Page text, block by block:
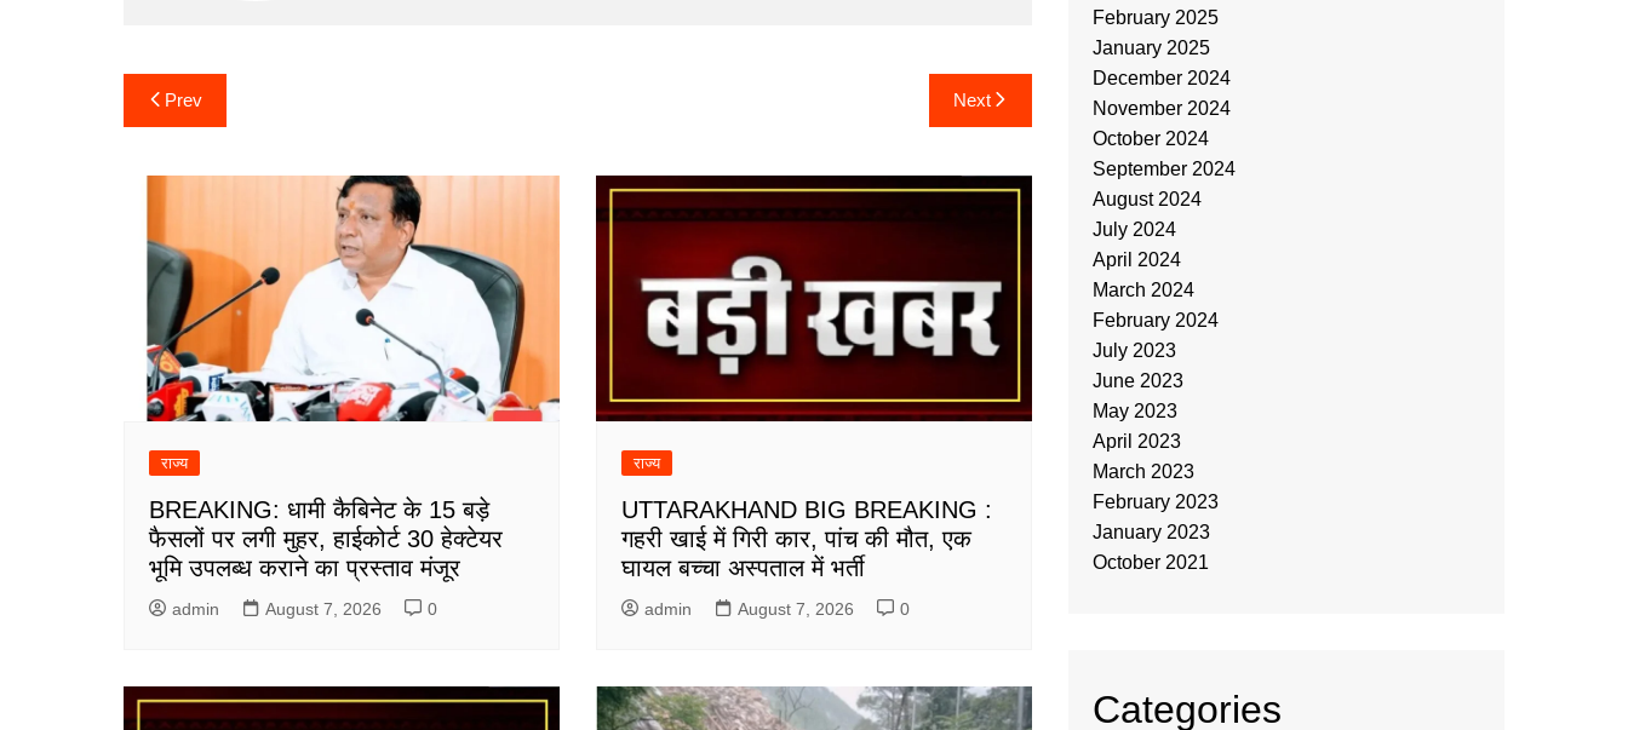
Post
navigation
Prev Next
राज्य
BREAKING: धामी कैबिनेट के 15 बड़े
फैसलों पर लगी मुहर, हाईकोर्ट 30 हेक्टेयर
भूमि उपलब्ध कराने का प्रस्ताव मंजूर
admin August 7, 2026 0
राज्य
UTTARAKHAND BIG BREAKING :
गहरी खाई में गिरी कार, पांच की मौत, एक
घायल बच्चा अस्पताल में भर्ती
admin August 7, 2026 0
February 2025
January 2025
December 2024
November 2024
October 2024
September 2024
August 2024
July 2024
April 2024
March 2024
February 2024
July 2023
June 2023
May 2023
April 2023
March 2023
February 2023
January 2023
October 2021
Categories